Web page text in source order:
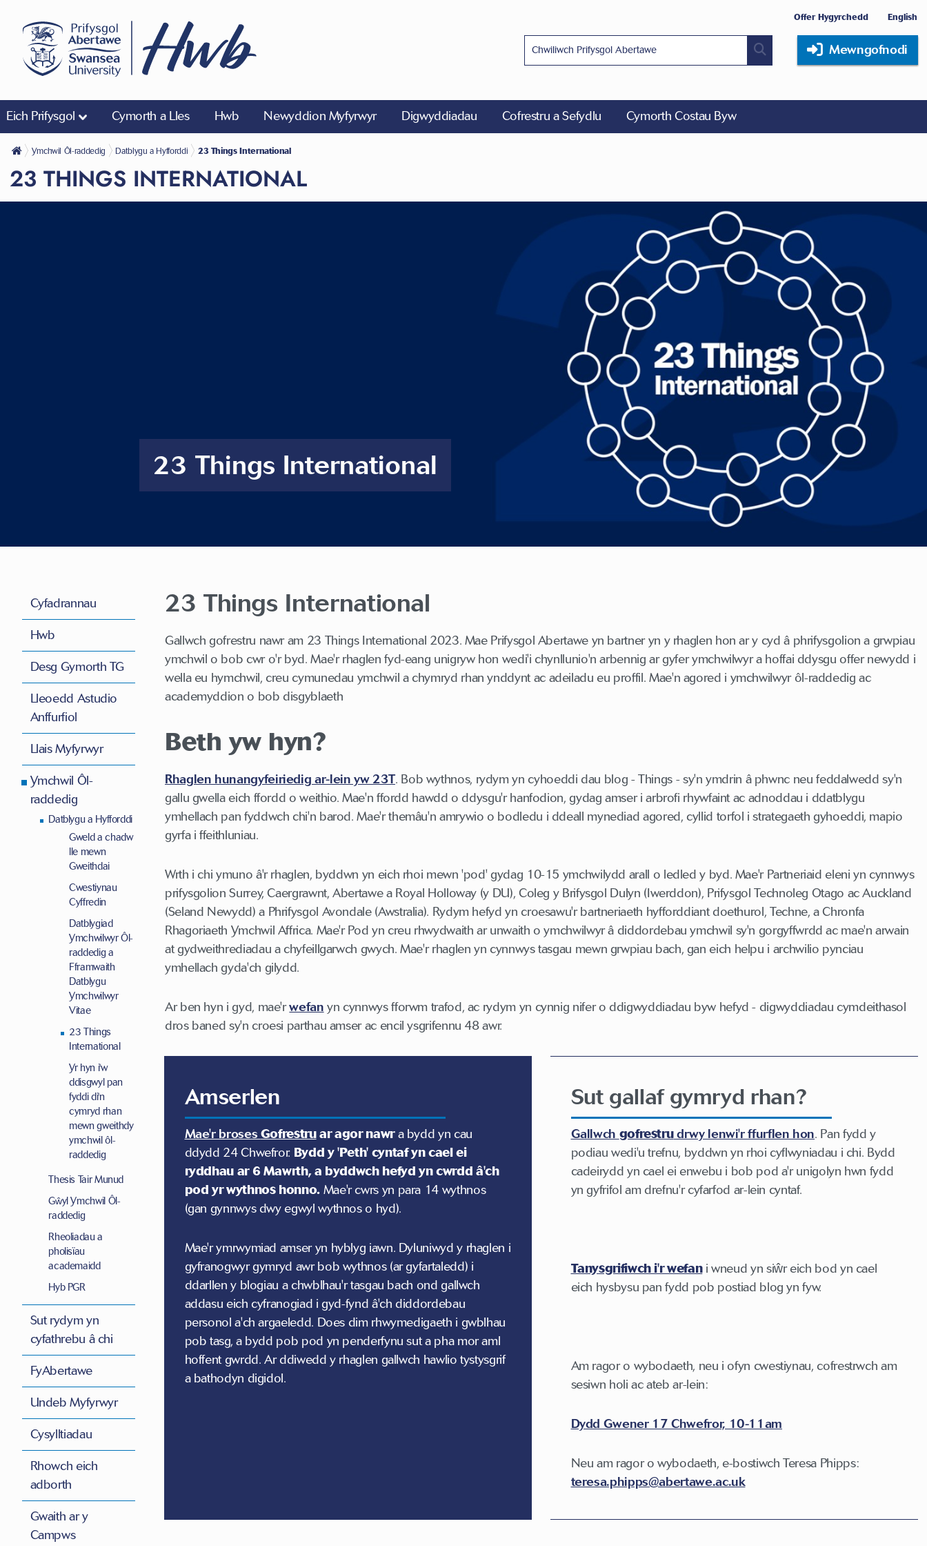
Offer Hygyrchedd English
Mewngofnodi
Eich Prifysgol Cymorth a Lles Hwb Newyddion Myfyrwyr Digwyddiadau Cofrestru a Sefydlu Cymorth Costau Byw
Ymchwil Ôl-raddedig Datblygu a Hyfforddi 23 Things International
23 THINGS INTERNATIONAL
23 Things International
23 Things International
Gallwch gofrestru nawr am 23 Things International 2023. Mae Prifysgol Abertawe yn bartner yn y rhaglen hon ar y cyd â phrifysgolion a grwpiau
ymchwil o bob cwr o'r byd. Mae'r rhaglen fyd-eang unigryw hon wedi'i chynllunio'n arbennig ar gyfer ymchwilwyr a hoffai ddysgu offer newydd i
wella eu hymchwil, creu cymunedau ymchwil a chymryd rhan ynddynt ac adeiladu eu proffil. Mae'n agored i ymchwilwyr ôl-raddedig ac
academyddion o bob disgyblaeth
Beth yw hyn?
Rhaglen hunangyfeiriedig ar-lein yw 23T. Bob wythnos, rydym yn cyhoeddi dau blog - Things - sy'n ymdrin â phwnc neu feddalwedd sy'n
gallu gwella eich ffordd o weithio. Mae'n ffordd hawdd o ddysgu'r hanfodion, gydag amser i arbrofi rhywfaint ac adnoddau i ddatblygu
ymhellach pan fyddwch chi'n barod. Mae'r themâu'n amrywio o bodledu i ddeall mynediad agored, cyllid torfol i strategaeth gyhoeddi, mapio
gyrfa i ffeithluniau.
Wrth i chi ymuno â'r rhaglen, byddwn yn eich rhoi mewn 'pod' gydag 10-15 ymchwilydd arall o ledled y byd. Mae'r Partneriaid eleni yn cynnwys
prifysgolion Surrey, Caergrawnt, Abertawe a Royal Holloway (y DU), Coleg y Brifysgol Dulyn (Iwerddon), Prifysgol Technoleg Otago ac Auckland
(Seland Newydd) a Phrifysgol Avondale (Awstralia). Rydym hefyd yn croesawu'r bartneriaeth hyfforddiant doethurol, Techne, a Chronfa
Rhagoriaeth Ymchwil Affrica. Mae'r Pod yn creu rhwydwaith ar unwaith o ymchwilwyr â diddordebau ymchwil sy'n gorgyffwrdd ac mae'n arwain
at gydweithrediadau a chyfeillgarwch gwych. Mae'r rhaglen yn cynnwys tasgau mewn grwpiau bach, gan eich helpu i archwilio pynciau
ymhellach gyda'ch gilydd.
Ar ben hyn i gyd, mae'rwefan yn cynnwys fforwm trafod, ac rydym yn cynnig nifer o ddigwyddiadau byw hefyd - digwyddiadau cymdeithasol
dros baned sy'n croesi parthau amser ac encil ysgrifennu 48 awr.
Amserlen
Mae'r broses Gofrestru ar agor nawra bydd yn cau
ddydd 24 Chwefror. Bydd y 'Peth' cyntaf yn cael ei
ryddhau ar 6 Mawrth, a byddwch hefyd yn cwrdd â'ch
pod yr wythnos honno.Mae'r cwrs yn para 14 wythnos
(gan gynnwys dwy egwyl wythnos o hyd).
Mae'r ymrwymiad amser yn hyblyg iawn. Dyluniwyd y rhaglen i
gyfranogwyr gymryd awr bob wythnos (ar gyfartaledd) i
ddarllen y blogiau a chwblhau'r tasgau bach ond gallwch
addasu eich cyfranogiad i gyd-fynd â'ch diddordebau
personol a'ch argaeledd. Does dim rhwymedigaeth i gwblhau
pob tasg, a bydd pob pod yn penderfynu sut a pha mor aml
hoffent gwrdd. Ar ddiwedd y rhaglen gallwch hawlio tystysgrif
a bathodyn digidol.
Sut gallaf gymryd rhan?
Gallwch gofrestrudrwy lenwi'r ffurflen hon. Pan fydd y
podiau wedi'u trefnu, byddwn yn rhoi cyflwyniadau i chi. Bydd
cadeirydd yn cael ei enwebu i bob pod a'r unigolyn hwn fydd
yn gyfrifol am drefnu'r cyfarfod ar-lein cyntaf.
Tanysgrifiwch i'r wefani wneud yn siŵr eich bod yn cael
eich hysbysu pan fydd pob postiad blog yn fyw.
Am ragor o wybodaeth, neu i ofyn cwestiynau, cofrestrwch am
sesiwn holi ac ateb ar-lein:
Dydd Gwener 17 Chwefror, 10-11am
Neu am ragor o wybodaeth, e-bostiwch Teresa Phipps:
teresa.phipps@abertawe.ac.uk
Cyfadrannau
Hwb
Desg Gymorth TG
Lleoedd Astudio
Anffurfiol
Llais Myfyrwyr
Ymchwil Ôl-
raddedig
Datblygu a Hyfforddi
Gweld a chadw
lle mewn
Gweithdai
Cwestiynau
Cyffredin
Datblygiad
Ymchwilwyr Ôl-
raddedig a
Fframwaith
Datblygu
Ymchwilwyr
Vitae
23 Things
International
Yr hyn i'w
ddisgwyl pan
fyddi di'n
cymryd rhan
mewn gweithdy
ymchwil ôl-
raddedig
Thesis Tair Munud
Gŵyl Ymchwil Ôl-
raddedig
Rheoliadau a
pholisïau
academaidd
Hyb PGR
Sut rydym yn
cyfathrebu â chi
FyAbertawe
Undeb Myfyrwyr
Cysylltiadau
Rhowch eich
adborth
Gwaith ar y
Campws